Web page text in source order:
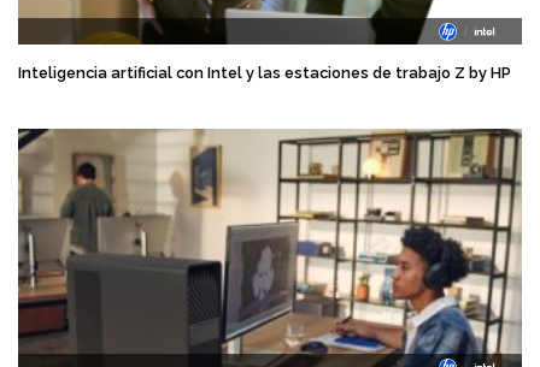
Inteligencia artificial con Intel y las estaciones de trabajo Z by HP